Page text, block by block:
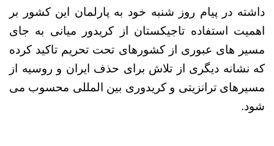
داشته در پیام روز شنبه خود به پارلمان این کشور بر
اهمیت استفاده تاجیکستان از کریدور میانی به جای
مسیر های عبوری از کشورهای تحت تحریم تاکید کرده
که نشانه دیگری از تلاش برای حذف ایران و روسیه از
مسیرهای ترانزیتی و کریدوری بین المللی محسوب می
شود.